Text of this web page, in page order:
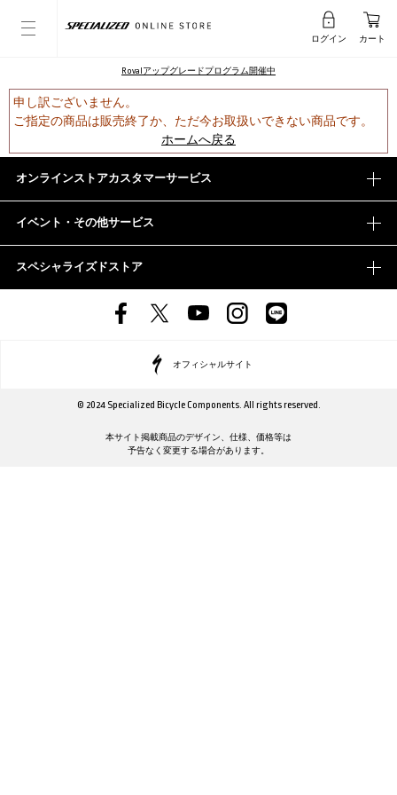
ログイン カート
Rovalアップグレードプログラム開催中
申し訳ございません。
ご指定の商品は販売終了か、ただ今お取扱いできない商品です。
ホームへ戻る
オンラインストアカスタマーサービス
イベント・その他サービス
スペシャライズドストア
オフィシャルサイト
© 2024 Specialized Bicycle Components. All rights reserved.
本サイト掲載商品のデザイン、仕様、価格等は
予告なく変更する場合があります。